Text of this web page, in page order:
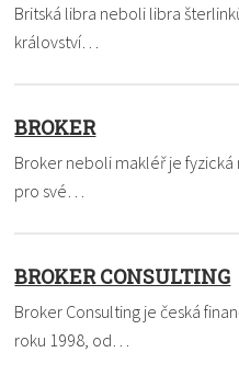
Britská libra neboli libra
království…
BROKER
Broker neboli makléř je
pro své…
BROKER CONSULTING
Broker Consulting je česká
roku 1998, od…